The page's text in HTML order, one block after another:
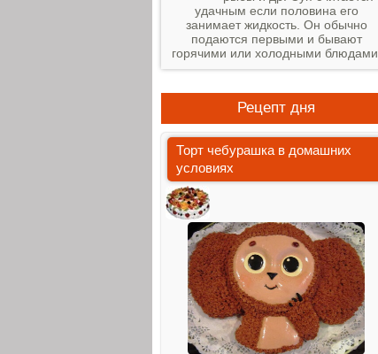
удачным если половина его
занимает жидкость. Он обычно
подаются первыми и бывают
горячими или холодными блюдами.
Рецепт дня
Торт чебурашка в домашних
условиях